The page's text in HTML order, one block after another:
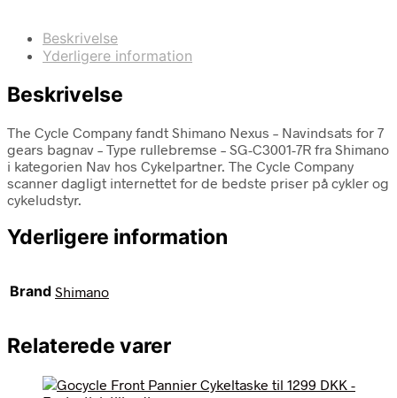
Beskrivelse
Yderligere information
Beskrivelse
The Cycle Company fandt Shimano Nexus – Navindsats for 7
gears bagnav – Type rullebremse – SG-C3001-7R fra Shimano
i kategorien Nav hos Cykelpartner. The Cycle Company
scanner dagligt internettet for de bedste priser på cykler og
cykeludstyr.
Yderligere information
Brand Shimano
Relaterede varer